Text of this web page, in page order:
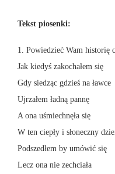
Tekst piosenki:
1. Powiedzieć Wam historię
Jak kiedyś zakochałem się
Gdy siedząc gdzieś na ławce
Ujrzałem ładną pannę
A ona uśmiechnęła się
W ten ciepły i słoneczny
Podszedłem by umówić się
Lecz ona nie zechciała